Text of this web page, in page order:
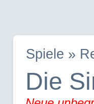
Spiele »
Die